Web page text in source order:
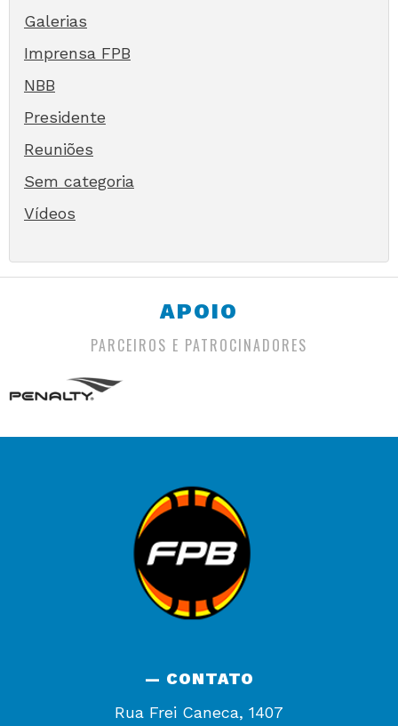
Galerias
Imprensa FPB
NBB
Presidente
Reuniões
Sem categoria
Vídeos
APOIO
PARCEIROS E PATROCINADORES
— CONTATO
Rua Frei Caneca, 1407